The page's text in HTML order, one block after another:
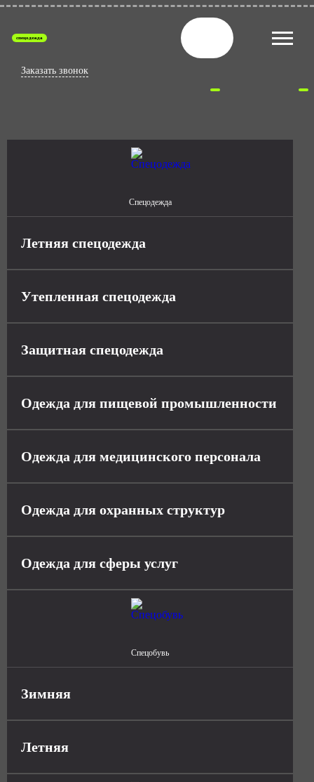
спецодежда
Заказать звонок
Спецодежда
Летняя спецодежда
Утепленная спецодежда
Защитная спецодежда
Одежда для пищевой промышленности
Одежда для медицинского персонала
Одежда для охранных структур
Одежда для сферы услуг
Спецобувь
Зимняя
Летняя